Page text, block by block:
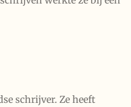
schrijver. Ze heeft